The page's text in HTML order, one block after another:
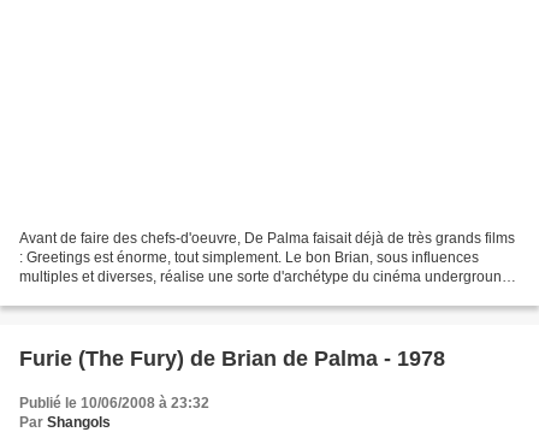
Avant de faire des chefs-d'oeuvre, De Palma faisait déjà de très grands films
: Greetings est énorme, tout simplement. Le bon Brian, sous influences
multiples et diverses, réalise une sorte d'archétype du cinéma underground
Furie (The Fury) de Brian de Palma - 1978
Publié le 10/06/2008 à 23:32
Par Shangols